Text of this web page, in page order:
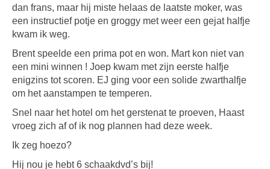
dan frans, maar hij miste helaas de laatste moker, was
een instructief potje en groggy met weer een gejat halfje
kwam ik weg.
Brent speelde een prima pot en won. Mart kon niet van
een mini winnen ! Joep kwam met zijn eerste halfje
enigzins tot scoren. EJ ging voor een solide zwarthalfje
om het aanstampen te temperen.
Snel naar het hotel om het gerstenat te proeven, Haast
vroeg zich af of ik nog plannen had deze week.
Ik zeg hoezo?
Hij nou je hebt 6 schaakdvd’s bij!